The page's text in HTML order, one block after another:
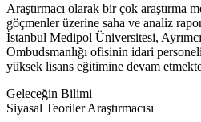
Araştırmacı olarak bir çok araştırma
göçmenler üzerine saha ve analiz
İstanbul Medipol Üniversitesi,
Ombudsmanlığı ofisinin idari
yüksek lisans eğitimine devam
Geleceğin Bilimi
Siyasal Teoriler Araştırmacısı